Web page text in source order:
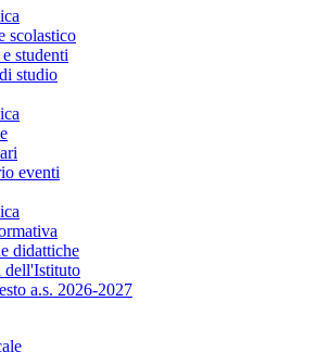
scolastico
studenti
studio
eventi
didattiche
dell'Istituto
a.s. 2026-2027